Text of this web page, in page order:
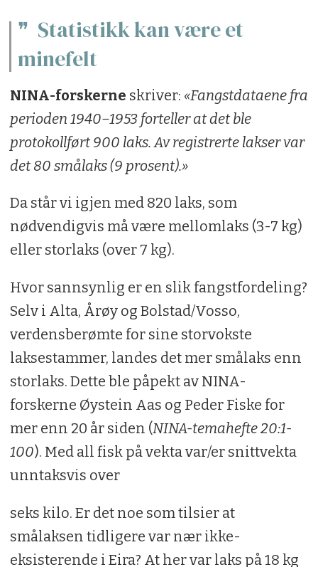
Statistikk kan være et
minefelt
NINA-forskerne skriver: «Fangstdataene fra
perioden 1940–1953 forteller at det ble
protokollført 900 laks. Av registrerte lakser var
det 80 smålaks (9 prosent).»
Da står vi igjen med 820 laks, som
nødvendigvis må være mellomlaks (3-7 kg)
eller storlaks (over 7 kg).
Hvor sannsynlig er en slik fangstfordeling?
Selv i Alta, Årøy og Bolstad/Vosso,
verdensberømte for sine storvokste
laksestammer, landes det mer smålaks enn
storlaks. Dette ble påpekt av NINA-
forskerne Øystein Aas og Peder Fiske for
mer enn 20 år siden (NINA-temahefte 20:1-
100). Med all fisk på vekta var/er snittvekta
unntaksvis over
seks kilo. Er det noe som tilsier at
smålaksen tidligere var nær ikke-
eksisterende i Eira? At her var laks på 18 kg